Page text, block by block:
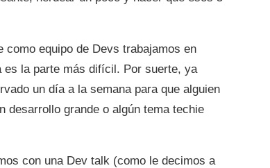
equipo de Devs trabajamos en
es la parte más difícil. Por suerte, ya
un día a la semana para que alguien
desarrollo grande o algún tema techie
con una Dev talk (como le decimos a